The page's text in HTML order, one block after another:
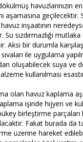
havuzlarınızın
aşamasına geçilecektir.
inşaatının
Su sızdırmazlığı
Aksi bir durumla
ile uygulama
oluşabilecek suya ve
kullanılması
olan havuz kaplama
işinde hijyen ve
birleştirme
Fakat burada da
üzerine hareket